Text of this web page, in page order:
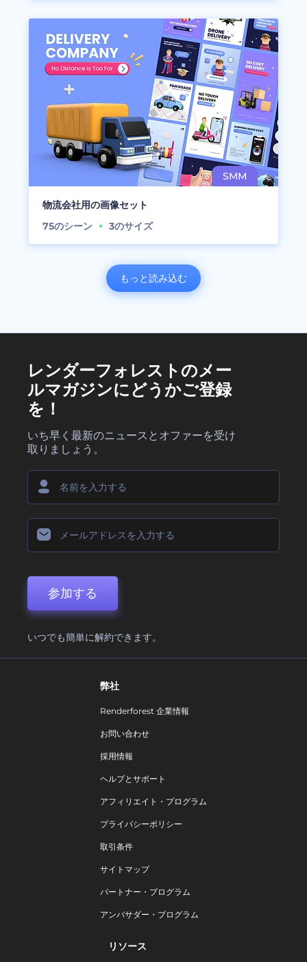
物流会社用の画像セット
75のシーン 3のサイズ
もっと読み込む
レンダーフォレストのメー
ルマガジンにどうかご登録
を！
いち早く最新のニュースとオファーを受け
取りましょう。
参加する
いつでも簡単に解約できます。
弊社
Renderforest 企業情報
お問い合わせ
採用情報
ヘルプとサポート
アフィリエイト・プログラム
プライバシーポリシー
取引条件
サイトマップ
パートナー・プログラム
アンバサダー・プログラム
リソース